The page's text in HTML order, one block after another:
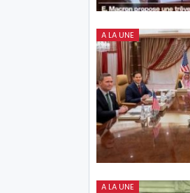
A LA UNE
A LA UNE